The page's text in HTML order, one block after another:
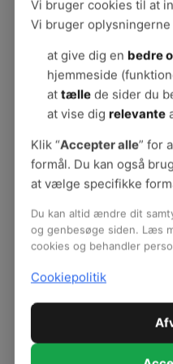
Stress
Uklare og modstridende
Film
Podcast
Vejledning til
pauser
Viden om restitution
PowerPoint
Vi bruger cookies til at
Vi bruger oplysningerne
at give dig en bedre
hjemmeside
at tællede sider du
at vise dig relevante
Klik “Accepter alle” for
formål. Du kan også
at vælge specifikke
Du kan altid ændre dit
og genbesøge siden. Læs
cookies og behandler
Cookiepolitik